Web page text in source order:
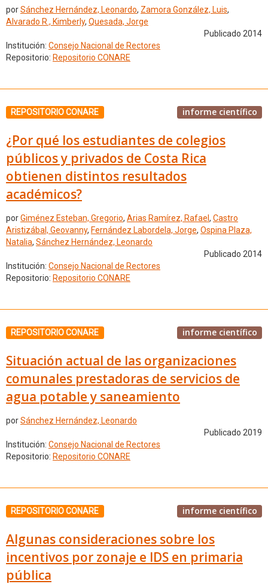
porSánchez Hernández, Leonardo, Zamora González, Luis,
Alvarado R., Kimberly, Quesada, Jorge
Publicado 2014
Institución: Consejo Nacional de Rectores
Repositorio: Repositorio CONARE
REPOSITORIO CONARE informe científico
¿Por qué los estudiantes de colegios
públicos y privados de Costa Rica
obtienen distintos resultados
académicos?
porGiménez Esteban, Gregorio, Arias Ramírez, Rafael , Castro
Aristizábal, Geovanny, Fernández Labordela, Jorge, Ospina Plaza,
Natalia, Sánchez Hernández, Leonardo
Publicado 2014
Institución: Consejo Nacional de Rectores
Repositorio: Repositorio CONARE
REPOSITORIO CONARE informe científico
Situación actual de las organizaciones
comunales prestadoras de servicios de
agua potable y saneamiento
porSánchez Hernández, Leonardo
Publicado 2019
Institución: Consejo Nacional de Rectores
Repositorio: Repositorio CONARE
REPOSITORIO CONARE informe científico
Algunas consideraciones sobre los
incentivos por zonaje e IDS en primaria
pública